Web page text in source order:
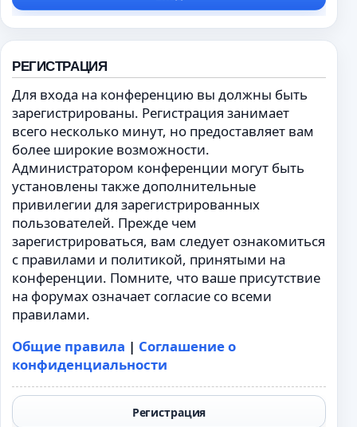
РЕГИСТРАЦИЯ
Для входа на конференцию вы должны быть
зарегистрированы. Регистрация занимает
всего несколько минут, но предоставляет вам
более широкие возможности.
Администратором конференции могут быть
установлены также дополнительные
привилегии для зарегистрированных
пользователей. Прежде чем
зарегистрироваться, вам следует ознакомиться
с правилами и политикой, принятыми на
конференции. Помните, что ваше присутствие
на форумах означает согласие со всеми
правилами.
Общие правила | Соглашение о
конфиденциальности
Регистрация